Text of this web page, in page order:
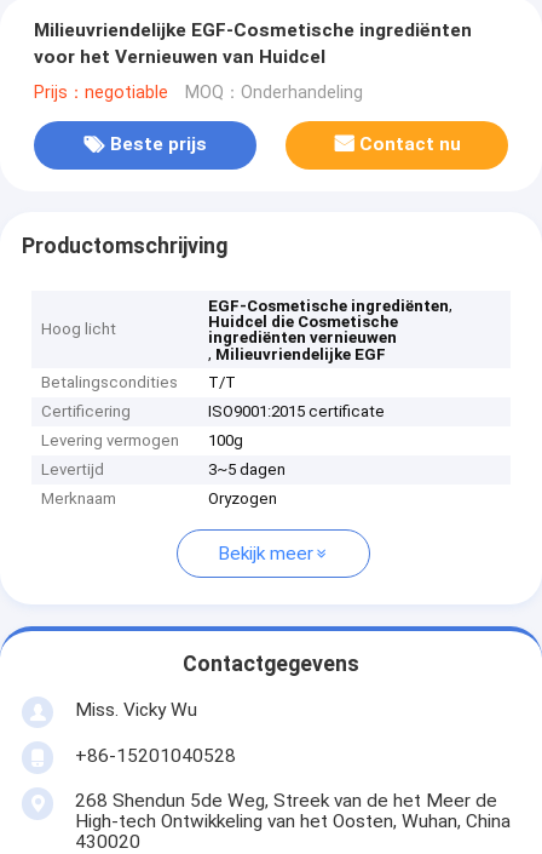
Milieuvriendelijke EGF-Cosmetische ingrediënten
voor het Vernieuwen van Huidcel
Prijs：negotiable MOQ：Onderhandeling
Beste prijs Contact nu
Productomschrijving
Hoog licht
EGF-Cosmetische ingrediënten,
Huidcel die Cosmetische
ingrediënten vernieuwen
, Milieuvriendelijke EGF
Betalingscondities
T/T
Certificering
ISO9001:2015 certificate
Levering vermogen
100g
Levertijd
3~5 dagen
Merknaam
Oryzogen
Bekijk meer
Contactgegevens
Miss. Vicky Wu
+86-15201040528
268 Shendun 5de Weg, Streek van de het Meer de
High-tech Ontwikkeling van het Oosten, Wuhan, China
430020